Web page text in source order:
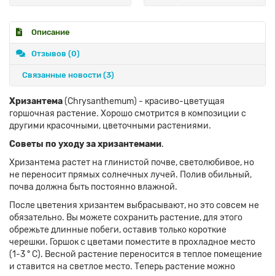
Описание
Отзывов (0)
Связанные новости (3)
Хризантема(Chrysanthemum) - красиво-цветущая
горшочная растение. Хорошо смотрится в композиции с
другими красочными, цветочными растениями.
Советы по уходу за хризантемами.
Хризантема растет на глинистой почве, светолюбивое, но
не переносит прямых солнечных лучей. Полив обильный,
почва должна быть постоянно влажной.
После цветения хризантем выбрасывают, но это совсем не
обязательно. Вы можете сохранить растение, для этого
обрежьте длинные побеги, оставив только короткие
черешки. Горшок с цветами поместите в прохладное место
(1-3 ° С). Весной растение переносится в теплое помещение
и ставится на светлое место. Теперь растение можно